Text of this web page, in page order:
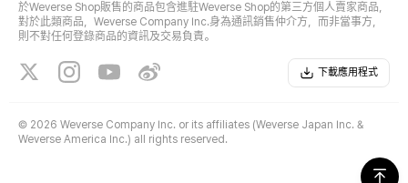
於Weverse Shop販售的商品包含進駐Weverse Shop的第三方個人賣家商品，
對於此類商品，Weverse Company Inc.身為通訊銷售仲介方，而非當事方，
則不對任何登錄商品的資訊及交易負責。
下載應用程式
© 2026 Weverse Company Inc. or its affiliates (Weverse Japan Inc. &
Weverse America Inc.) all rights reserved.